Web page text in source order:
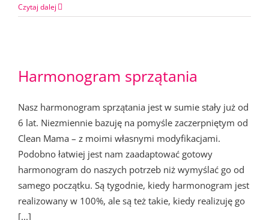
Czytaj dalej
Harmonogram sprzątania
Nasz harmonogram sprzątania jest w sumie stały już od
6 lat. Niezmiennie bazuję na pomyśle zaczerpniętym od
Clean Mama – z moimi własnymi modyfikacjami.
Podobno łatwiej jest nam zaadaptować gotowy
harmonogram do naszych potrzeb niż wymyślać go od
samego początku. Są tygodnie, kiedy harmonogram jest
realizowany w 100%, ale są też takie, kiedy realizuję go
[...]